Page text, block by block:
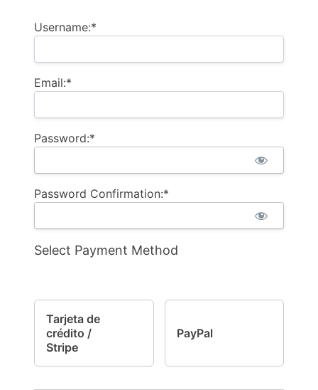
Username:*
Email:*
Password:*
Password Confirmation:*
Select Payment Method
Tarjeta de
crédito /
Stripe
PayPal